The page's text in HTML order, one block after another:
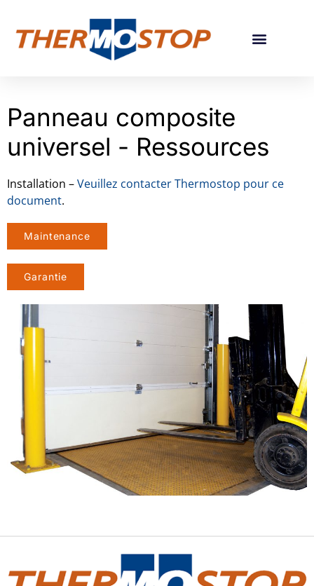
Panneau composite
universel - Ressources
Installation –Veuillez contacter Thermostop pour ce
document.
Maintenance
Garantie